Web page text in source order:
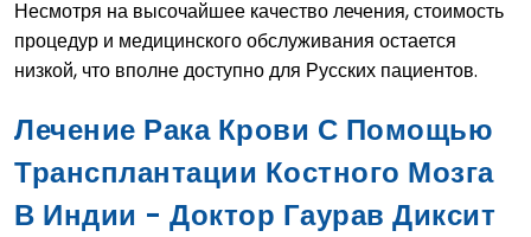
Несмотря на высочайшее качество лечения, стоимость
процедур и медицинского обслуживания остается
низкой, что вполне доступно для Русских пациентов.
Лечение Рака Крови С Помощью
Трансплантации Костного Мозга
В Индии - Доктор Гаурав Диксит